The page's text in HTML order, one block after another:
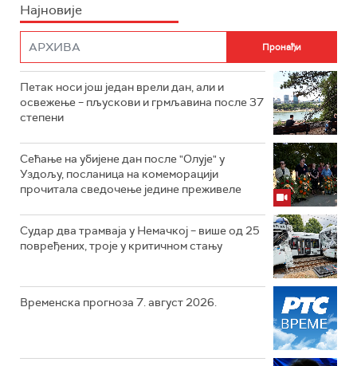
Најновије
Петак носи још један врели дан, али и
освежење – пљускови и грмљавина после 37
степени
Сећање на убијене дан после "Олује" у
Уздољу, посланица на комеморацији
прочитала сведочење једине преживеле
Судар два трамваја у Немачкој – више од 25
повређених, троје у критичном стању
Временска прогноза 7. август 2026.